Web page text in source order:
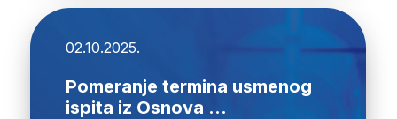
02.10.2025.
Pomeranje termina usmenog
ispita iz Osnova ...